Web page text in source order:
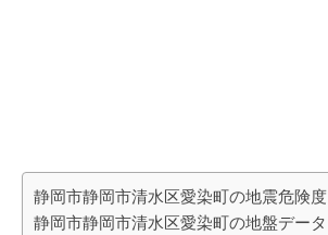
静岡市静岡市清水区愛染町の地震危険度
静岡市静岡市清水区愛染町の地盤データ